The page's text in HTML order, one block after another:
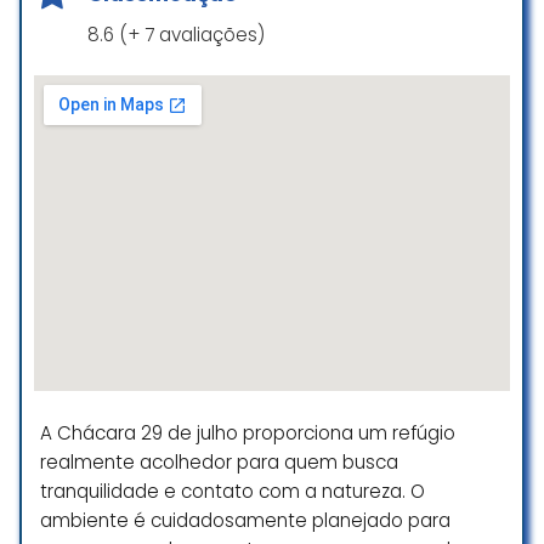
8.6 (+ 7 avaliações)
A Chácara 29 de julho proporciona um refúgio
realmente acolhedor para quem busca
tranquilidade e contato com a natureza. O
ambiente é cuidadosamente planejado para